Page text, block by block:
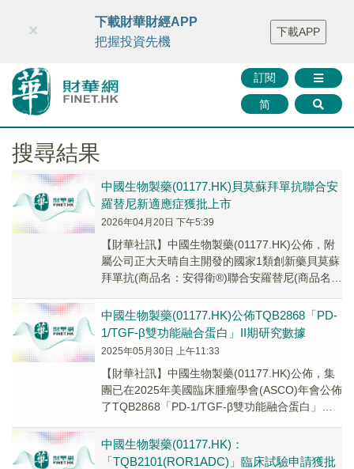
財華智庫網 FINTV FINMETA 財華證券 媒體矩陣
智庫沙龍
聯絡我們
訂閱
简
×
下載財華財經APP
把握投資先機
下載APP
搜尋結果
中國生物製藥(01177.HK)​貝莫蘇拜單抗聯合安
羅替尼新適應症獲批上市
2026年04月20日 下午5:39
​【財華社訊】中國生物製藥(01177.HK)公佈，附
屬公司正大天晴自主開發的國家1類創新藥貝莫蘇
拜單抗(商品名：安得衛®)聯合安羅替尼(商品名：
中國生物製藥(01177.HK)公佈TQB2868「PD-
1/TGF-β雙功能融合蛋白」II期研究數據
2025年05月30日 上午11:33
【財華社訊】中國生物製藥(01177.HK)公佈，集
團已在2025年美國臨床腫瘤學會(ASCO)年會公佈
了TQB2868「PD-1/TGF-β雙功能融合蛋白」聯
中國生物製藥(01177.HK)：
「TQB2101(ROR1ADC)」臨床試驗申請獲批